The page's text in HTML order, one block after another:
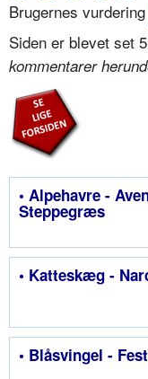
Brugernes vurdering
Siden er blevet set
kommentarer
• Alpehavre -
Steppegræs
• Katteskæg -
• Blåsvingel -